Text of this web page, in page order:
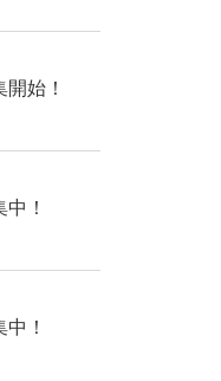
始！
！
！